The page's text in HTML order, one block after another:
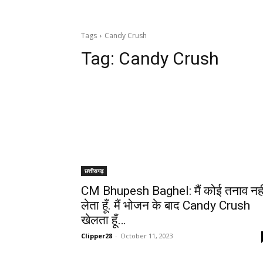
Tags Candy Crush
Tag: Candy Crush
छत्तीसगढ़
CM Bhupesh Baghel: मैं कोई तनाव
लेता हूँ. मैं भोजन के बाद Candy Crush
खेलता हूँ…
Clipper28 - October 11, 2023